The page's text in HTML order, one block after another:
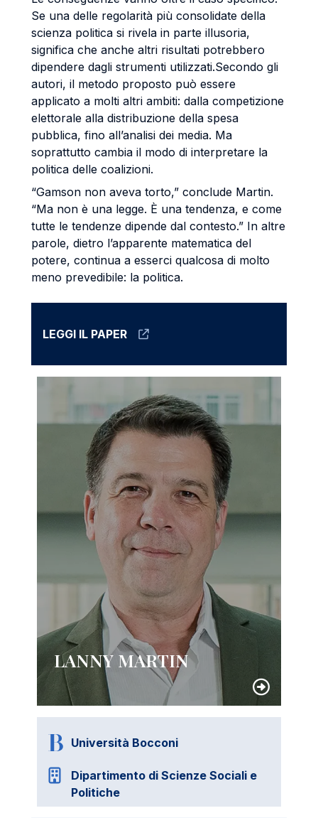
Se una delle regolarità più consolidate della
scienza politica si rivela in parte illusoria,
significa che anche altri risultati potrebbero
dipendere dagli strumenti utilizzati.Secondo gli
autori, il metodo proposto può essere
applicato a molti altri ambiti: dalla competizione
elettorale alla distribuzione della spesa
pubblica, fino all’analisi dei media. Ma
soprattutto cambia il modo di interpretare la
politica delle coalizioni.
“Gamson non aveva torto,” conclude Martin.
“Ma non è una legge. È una tendenza, e come
tutte le tendenze dipende dal contesto.” In altre
parole, dietro l’apparente matematica del
potere, continua a esserci qualcosa di molto
meno prevedibile: la politica.
LEGGI IL PAPER
LANNY MARTIN
Università Bocconi
Dipartimento di Scienze Sociali e
Politiche